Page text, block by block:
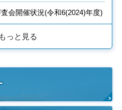
会開催状況(令和6(2024)年度)
もっと見る